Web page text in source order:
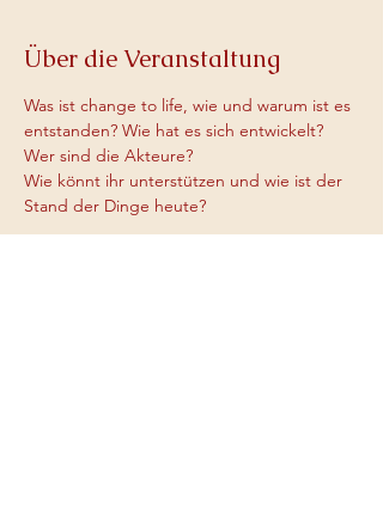
Über die Veranstaltung
Was ist change to life, wie und warum ist es
entstanden? Wie hat es sich entwickelt?
Wer sind die Akteure?
Wie könnt ihr unterstützen und wie ist der
Stand der Dinge heute?